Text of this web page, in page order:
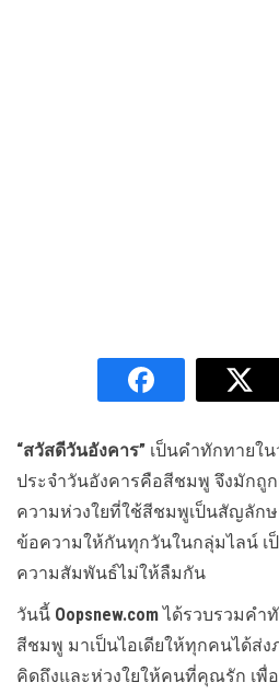
“สวัสดีวันอังคาร” เป็นคำทักทายใ
ประจำวันอังคารคือสีชมพู จึงมักถูก
ความห่วงใยที่ใช้สีชมพูเป็นสัญลัก
ข้อความให้กันทุกวันในกลุ่มไลน์ เ
ความสัมพันธ์ไม่ให้ลืมกัน
วันนี้ Oopsnew.comได้รวบรวมคำ
สีชมพู มาเป็นไอเดียให้ทุกคนได้ส่
คิดถึงและห่วงใยให้คนที่คุณรัก เพื่